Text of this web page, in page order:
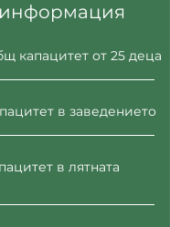
капацитет от 25 деца
в заведението
в лятната